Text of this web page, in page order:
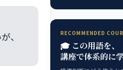
、
RECOMMENDED
🎓 この用語を、
講座で体系的に